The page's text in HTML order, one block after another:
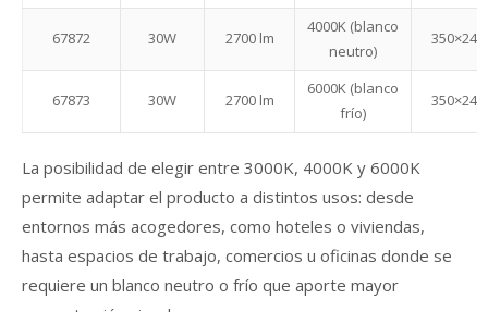
67872 30W 2700 lm
4000K (blanco
neutro)
350×24
67873 30W 2700 lm
6000K (blanco
frío)
350×24
La posibilidad de elegir entre 3000K, 4000K y 6000K
permite adaptar el producto a distintos usos: desde
entornos más acogedores, como hoteles o viviendas,
hasta espacios de trabajo, comercios u oficinas donde se
requiere un blanco neutro o frío que aporte mayor